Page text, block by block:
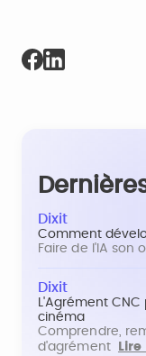
Dixit
Comment
Faire de l'IA son
Dixit
L'Agrément
cinéma
Comprendre,
d'agrément